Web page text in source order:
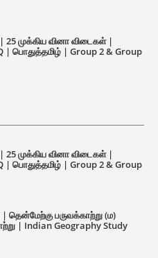
| 25 முக்கிய வினா விடைகள் |
| பொதுத்தமிழ் | Group 2 & Group
| 25 முக்கிய வினா விடைகள் |
| பொதுத்தமிழ் | Group 2 & Group
தென்மேற்கு பருவக்காற்று (ம)
| Indian Geography Study